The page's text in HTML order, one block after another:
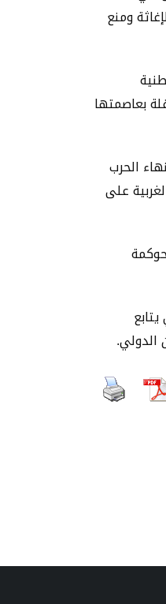
ومنع
بعاصمتها
الحرب
على
الدولي.